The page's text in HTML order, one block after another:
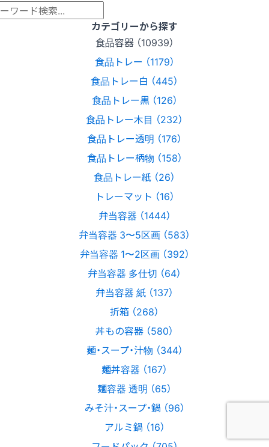
カテゴリーから探す
食品容器 （10939）
食品トレー （1179）
食品トレー白 （445）
食品トレー黒 （126）
食品トレー木目 （232）
食品トレー透明 （176）
食品トレー柄物 （158）
食品トレー紙 （26）
トレーマット （16）
弁当容器 （1444）
弁当容器 3〜5区画 （583）
弁当容器 1〜2区画 （392）
弁当容器 多仕切 （64）
弁当容器 紙 （137）
折箱 （268）
丼もの容器 （580）
麺・スープ・汁物 （344）
麺丼容器 （167）
麺容器 透明 （65）
みそ汁・スープ・鍋 （96）
アルミ鍋 （16）